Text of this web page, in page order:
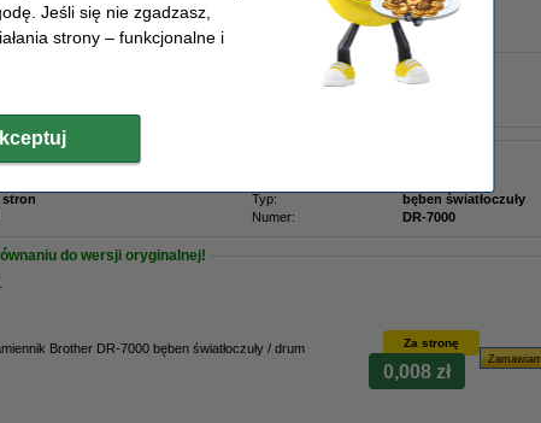
stron Typ:
bęben światłoczuły
Numer: DR-7000
do wersji oryginalnej!
Brother DR-7000 bęben światłoczuły / drum
Za stronę
0,008 zł
Jeśli się nie zgadzasz,
strony – funkcjonalne i